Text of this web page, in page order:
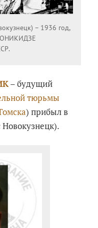
– 1936 год,
– будущий
тюрьмы
) прибыл в
Новокузнецк).